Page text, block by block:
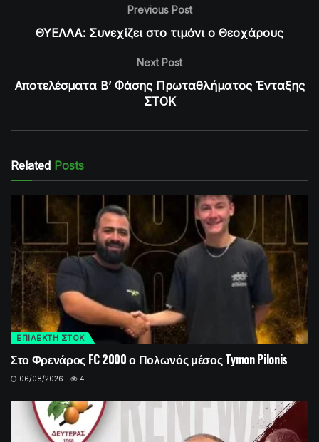
Previous Post
ΘΥΕΛΛΑ: Συνεχίζει στο τιμόνι ο Θεοχάρους
Next Post
Αποτελέσματα Β’ Φάσης Πρωταθλήματος Ένταξης
ΣΤΟΚ
Related Posts
ΕΠΙΛΕΚΤΗ ΣΤΟΚ
Στο Φρενάρος FC 2000 ο Πολωνός μέσος Tymon Pilonis
06/08/2026 4